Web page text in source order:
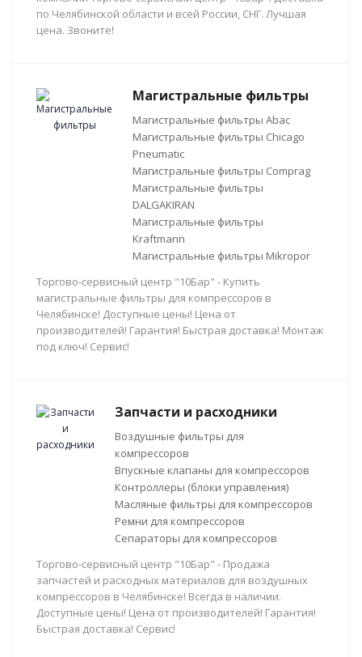
по Челябинской области и всей России, СНГ. Лучшая
цена. Звоните!
Магистральные фильтры
Магистральные фильтры Abac
Магистральные фильтры Chicago
Pneumatic
Магистральные фильтры Comprag
Магистральные фильтры
DALGAKIRAN
Магистральные фильтры
Kraftmann
Магистральные фильтры Mikropor
Торгово-сервисный центр "10Бар" - Купить
магистральные фильтры для компрессоров в
Челябинске! Доступные цены! Цена от
производителей! Гарантия! Быстрая доставка! Монтаж
под ключ! Сервис!
Запчасти и расходники
Воздушные фильтры для
компрессоров
Впускные клапаны для компрессоров
Контроллеры (блоки управления)
Масляные фильтры для компрессоров
Ремни для компрессоров
Сепараторы для компрессоров
Торгово-сервисный центр "10Бар" - Продажа
запчастей и расходных материалов для воздушных
компрессоров в Челябинске! Всегда в наличии.
Доступные цены! Цена от производителей! Гарантия!
Быстрая доставка! Сервис!